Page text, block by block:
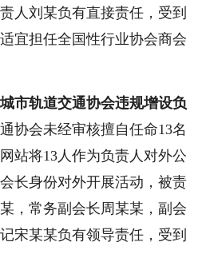
人刘某负有直接责任，受到
宜担任全国性行业协会商会
市轨道交通协会违规增设负
协会未经审核擅自任命13名
站将13人作为负责人对外公
长身份对外开展活动，被责
，常务副会长周某某，副会
宋某某负有领导责任，受到